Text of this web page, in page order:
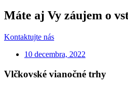
Máte aj Vy záujem o
Kontaktujte nás
10 decembra, 2022
Vlčkovské vianočné trhy